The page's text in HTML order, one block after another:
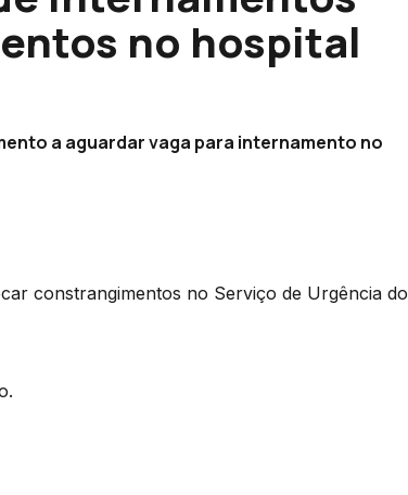
no hospital
a aguardar vaga para internamento no
constrangimentos no Serviço de Urgência do